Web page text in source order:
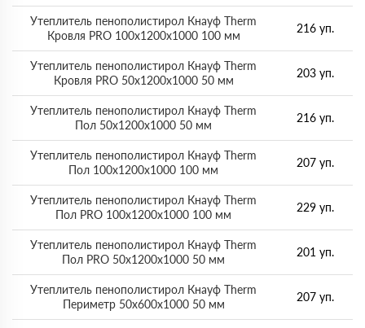
Утеплитель пенополистирол Кнауф Therm
Кровля PRO 100х1200х1000 100 мм
216 уп.
Утеплитель пенополистирол Кнауф Therm
Кровля PRO 50х1200х1000 50 мм
203 уп.
Утеплитель пенополистирол Кнауф Therm
Пол 50х1200х1000 50 мм
216 уп.
Утеплитель пенополистирол Кнауф Therm
Пол 100х1200х1000 100 мм
207 уп.
Утеплитель пенополистирол Кнауф Therm
Пол PRO 100х1200х1000 100 мм
229 уп.
Утеплитель пенополистирол Кнауф Therm
Пол PRO 50х1200х1000 50 мм
201 уп.
Утеплитель пенополистирол Кнауф Therm
Периметр 50х600х1000 50 мм
207 уп.